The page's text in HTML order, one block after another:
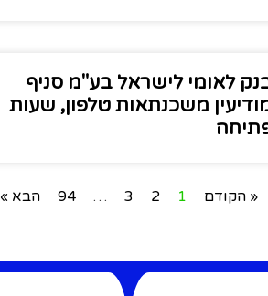
לאומי לישראל בע"מ סניף
משכנתאות טלפון, שעות
« הקודם 1
2
3
…
94 הבא »